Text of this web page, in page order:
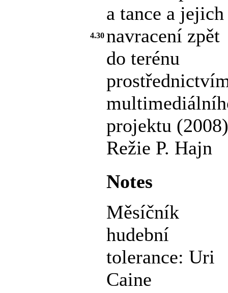
4.30
a tance a jejich
navracení zpět
do terénu
projektu
Režie P. Hajn
Notes
Měsíčník
hudební
tolerance: Uri
Caine